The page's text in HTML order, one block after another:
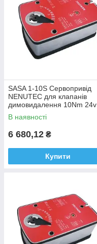
SASA 1-10S Сервопривід
NENUTEC для клапанів
димовидалення 10Nm 24v
В наявності
6 680,12 ₴
Купити